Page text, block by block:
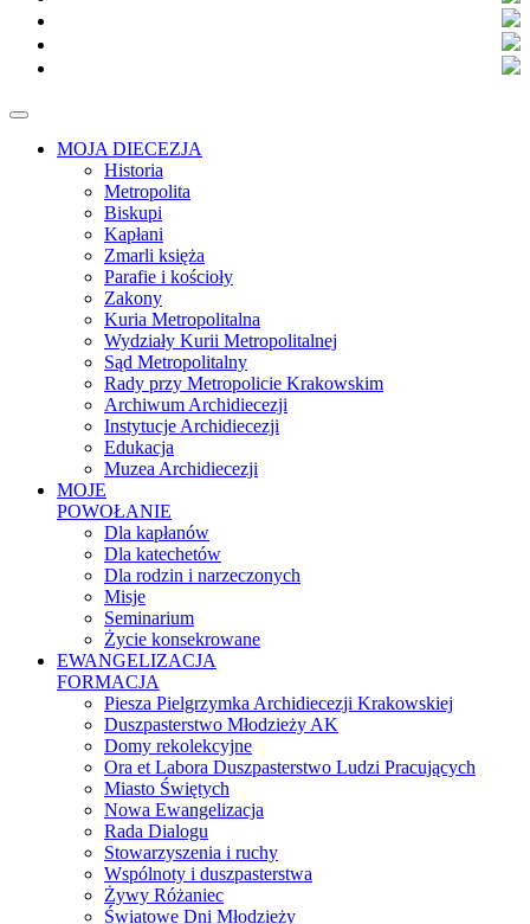
MOJA DIECEZJA
Historia
Metropolita
Biskupi
Kapłani
Zmarli księża
Parafie i kościoły
Zakony
Kuria Metropolitalna
Wydziały Kurii Metropolitalnej
Sąd Metropolitalny
Rady przy Metropolicie Krakowskim
Archiwum Archidiecezji
Instytucje Archidiecezji
Edukacja
Muzea Archidiecezji
MOJE
POWOŁANIE
Dla kapłanów
Dla katechetów
Dla rodzin i narzeczonych
Misje
Seminarium
Życie konsekrowane
EWANGELIZACJA
FORMACJA
Piesza Pielgrzymka Archidiecezji Krakowskiej
Duszpasterstwo Młodzieży AK
Domy rekolekcyjne
Ora et Labora Duszpasterstwo Ludzi Pracujących
Miasto Świętych
Nowa Ewangelizacja
Rada Dialogu
Stowarzyszenia i ruchy
Wspólnoty i duszpasterstwa
Żywy Różaniec
Światowe Dni Młodzieży